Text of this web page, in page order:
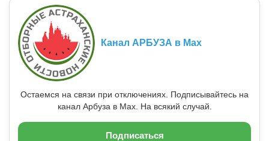
Канал АРБУЗА в Max
Остаемся на связи при отключениях. Подписывайтесь на
канал Арбуза в Max. На всякий случай.
Подписаться